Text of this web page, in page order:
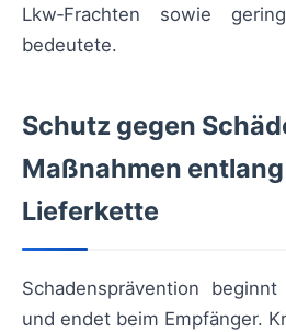
Lkw‑Frachten sowie
bedeutete.
Schutz gegen
Maßnahmen
Lieferkette
Schadensprävention
und endet beim Empfänger.